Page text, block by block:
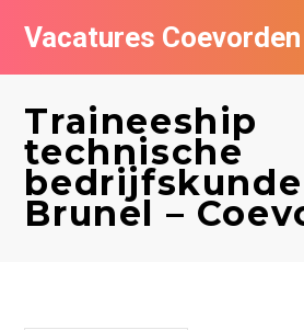
Vacatures Coevorden
Traineeship
technische
bedrijfskunde
Brunel –
Vacatures per bedrijf
Populair
Nieuwsbrief feed